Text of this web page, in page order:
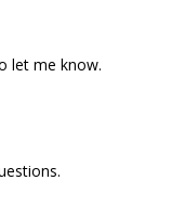
let me know.